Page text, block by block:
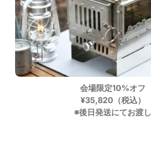
会場限定10%オフ
¥35,820（税込）
※後日発送にてお渡し